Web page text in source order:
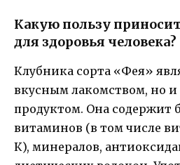
Какую пользу
для здоровья человека?
Клубника сорта «Фея»
вкусным лакомством, но
продуктом. Она содержит
витаминов (в том числе
К), минералов,